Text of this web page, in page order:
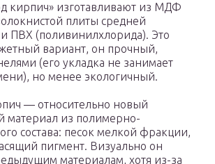
кирпич» изготавливают из МДФ
плиты средней
и ПВХ (поливинилхлорида). Это
вариант, он прочный,
(его укладка не занимает
но менее экологичный.
— относительно новый
материал из полимерно-
состава: песок мелкой фракции,
пигмент. Визуально он
материалам, хотя из-за